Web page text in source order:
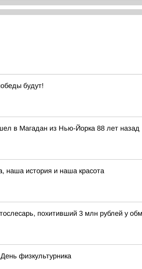
будут!
в Магадан из Нью-Йорка 88 лет назад
история и наша красота
похитивший 3 млн рублей у
физкультурника